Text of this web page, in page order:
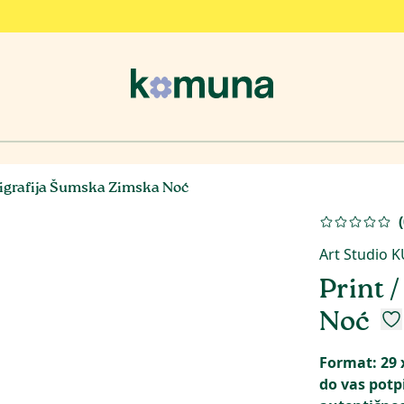
Šumska Zimska Noć
(
Art Studio
Print
Noć
Format: 29
do vas